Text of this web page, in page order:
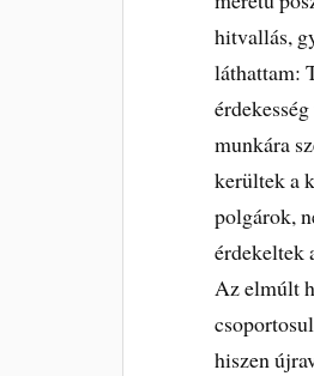
hitvallás,
láthattam:
munkára
kerültek a
polgárok,
érdekeltek
Az elmúlt
hiszen